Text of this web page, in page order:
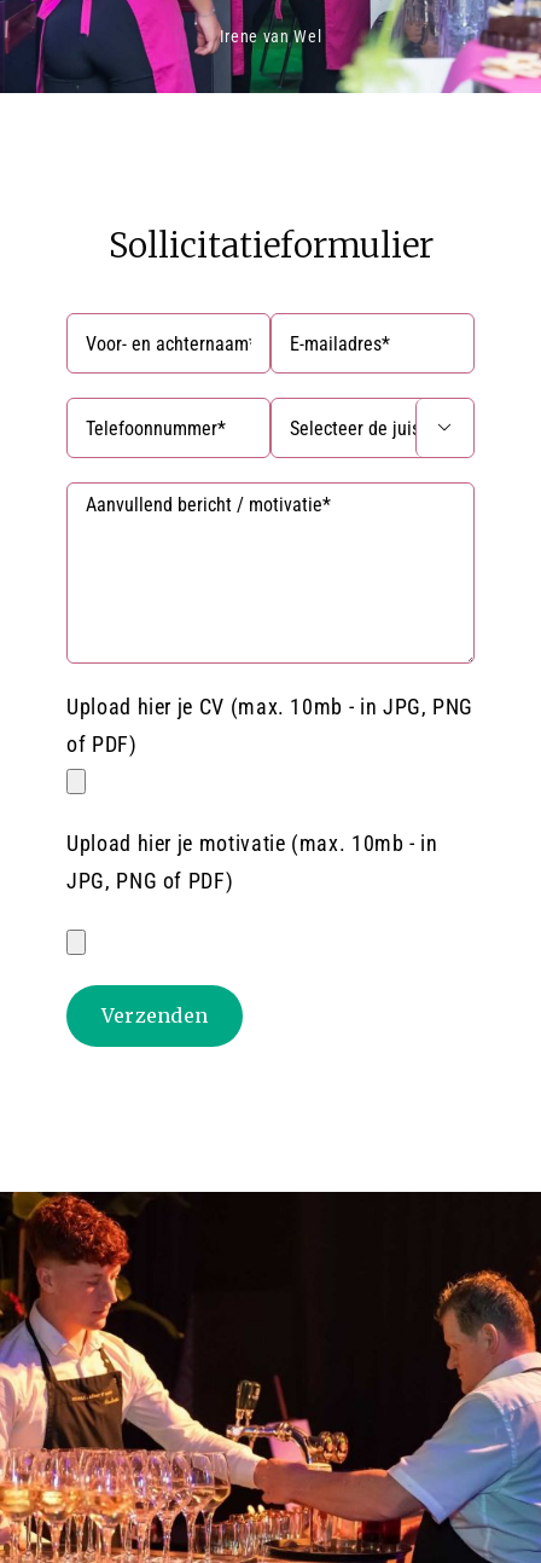
Irene van Wel
Sollicitatieformulier

Upload hier je CV (max. 10mb - in JPG, PNG
of PDF)
Upload hier je motivatie (max. 10mb - in
JPG, PNG of PDF)